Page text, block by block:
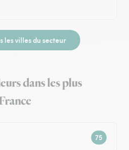
les villes du secteur
dans les plus